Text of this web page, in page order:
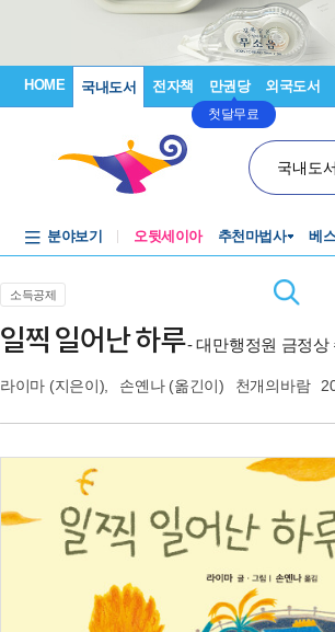
HOME 국내도서 전자책 만권당
첫달무료
외국도서
국내도
분야보기 오뒷세이아 추천마법사 베
소득공제
일찍 일어난 하루- 대만행정원 금정상
라이마 (지은이), 손옌나(옮긴이) 천개의바람